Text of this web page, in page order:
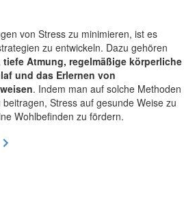
von Stress zu minimieren, ist es
zu entwickeln. Dazu gehören
Atmung, regelmäßige körperliche
und das Erlernen von
. Indem man auf solche Methoden
Stress auf gesunde Weise zu
Wohlbefinden zu fördern.